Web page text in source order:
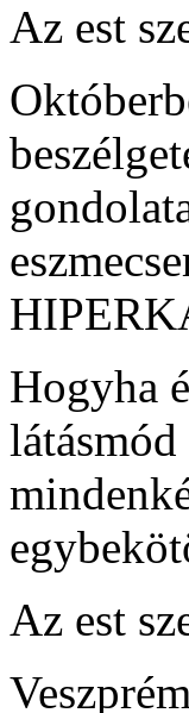
Az est
Hogyha
Az est